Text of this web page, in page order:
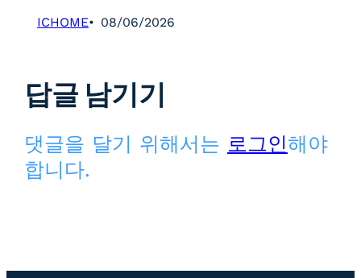
ICHOME 08/06/2026
답글 남기기
댓글을 달기 위해서는 로그인해야
합니다.